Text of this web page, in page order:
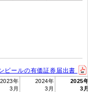
ビールの有価証券届出書
2023年
3月
2024年
3月
2025
3